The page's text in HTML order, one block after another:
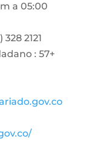
a 05:00
2121
: 57+